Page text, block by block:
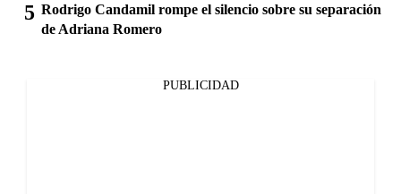
Rodrigo Candamil rompe el silencio sobre su separación
de Adriana Romero
PUBLICIDAD